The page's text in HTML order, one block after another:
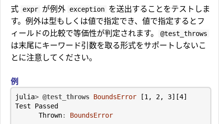
式 expr が例外 exception を送出することをテストしま
す。例外は型もしくは値で指定でき、値で指定するとフ
ィールドの比較で等価性が判定されます。
@test_throws
は末尾にキーワード引数を取る形式をサポートしないこ
とに注意してください。
例
julia> @test_throws BoundsError [1 , 2, 3][4]
Test
Passed
Thrown: BoundsError